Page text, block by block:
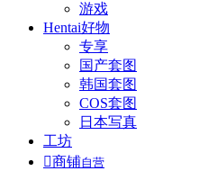
游戏
Hentai好物
专享
国产套图
韩国套图
COS套图
日本写真
工坊
商铺自营